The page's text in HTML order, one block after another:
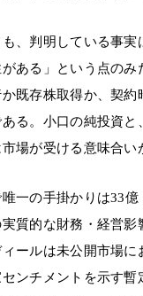
、判明している事実
ある」という点のみ
既存株取得か、契約
る。小口の純投資と
場が受ける意味合い
一の手掛かりは33
質的な財務・経営影
ールは未公開市場に
ンチメントを示す暫